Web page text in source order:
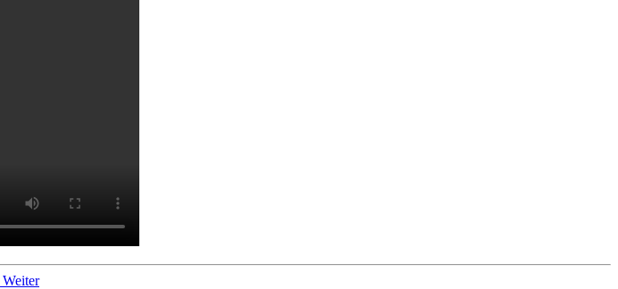
Weiter